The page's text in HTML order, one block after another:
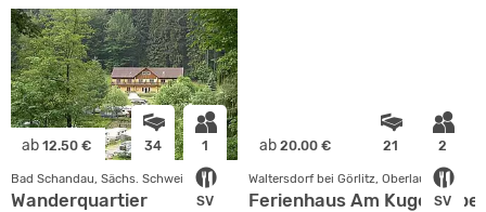
ab 12.50 € 34 1
SV
Bad Schandau, Sächs. Schweiz
Wanderquartier
ab 20.00 € 21 2
SV
Waltersdorf bei Görlitz, Oberlausitz
Ferienhaus Am Kugelzippel